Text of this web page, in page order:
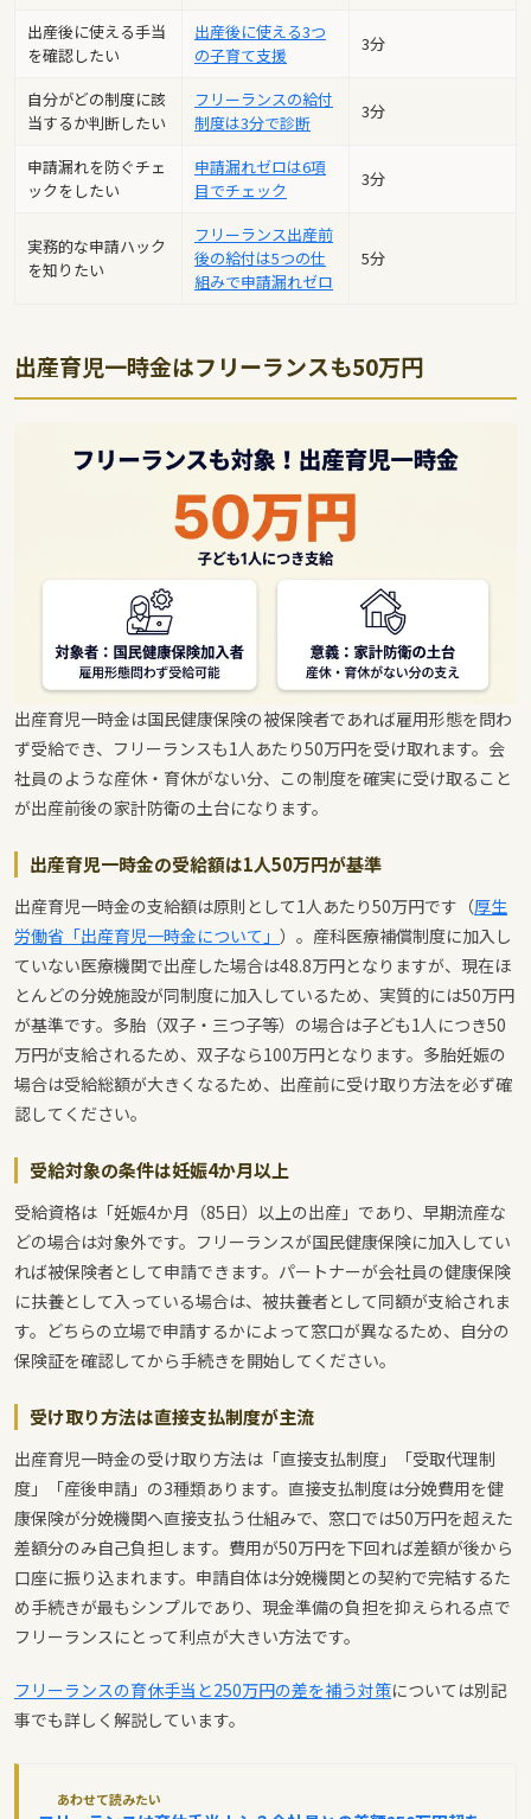
出産後に使える手当
を確認したい
出産後に使える3つ
の子育て支援
3分
自分がどの制度に該
当するか判断したい
フリーランスの給付
制度は3分で診断
3分
申請漏れを防ぐチェ
ックをしたい
申請漏れゼロは6項
目でチェック
3分
実務的な申請ハック
を知りたい
フリーランス出産前
後の給付は5つの仕
組みで申請漏れゼロ
5分
出産育児一時金はフリーランスも50万円
出産育児一時金は国民健康保険の被保険者であれば雇用形態を問わ
ず受給でき、フリーランスも1人あたり50万円を受け取れます。会
社員のような産休・育休がない分、この制度を確実に受け取ること
が出産前後の家計防衛の土台になります。
出産育児一時金の受給額は1人50万円が基準
出産育児一時金の支給額は原則として1人あたり50万円です（厚生
労働省「出産育児一時金について」 ）。産科医療補償制度に加入し
ていない医療機関で出産した場合は48.8万円となりますが、現在ほ
とんどの分娩施設が同制度に加入しているため、実質的には50万円
が基準です。多胎（双子・三つ子等）の場合は子ども1人につき50
万円が支給されるため、双子なら100万円となります。多胎妊娠の
場合は受給総額が大きくなるため、出産前に受け取り方法を必ず確
認してください。
受給対象の条件は妊娠4か月以上
受給資格は「妊娠4か月（85日）以上の出産」であり、早期流産な
どの場合は対象外です。フリーランスが国民健康保険に加入してい
れば被保険者として申請できます。パートナーが会社員の健康保険
に扶養として入っている場合は、被扶養者として同額が支給されま
す。どちらの立場で申請するかによって窓口が異なるため、自分の
保険証を確認してから手続きを開始してください。
受け取り方法は直接支払制度が主流
出産育児一時金の受け取り方法は「直接支払制度」「受取代理制
度」「産後申請」の3種類あります。直接支払制度は分娩費用を健
康保険が分娩機関へ直接支払う仕組みで、窓口では50万円を超えた
差額分のみ自己負担します。費用が50万円を下回れば差額が後から
口座に振り込まれます。申請自体は分娩機関との契約で完結するた
め手続きが最もシンプルであり、現金準備の負担を抑えられる点で
フリーランスにとって利点が大きい方法です。
フリーランスの育休手当と250万円の差を補う対策については別記
事でも詳しく解説しています。
あわせて読みたい